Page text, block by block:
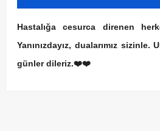
Hastalığa cesurca direnen
Yanınızdayız, dualarımız sizinle.
günler dileriz.❤️❤️